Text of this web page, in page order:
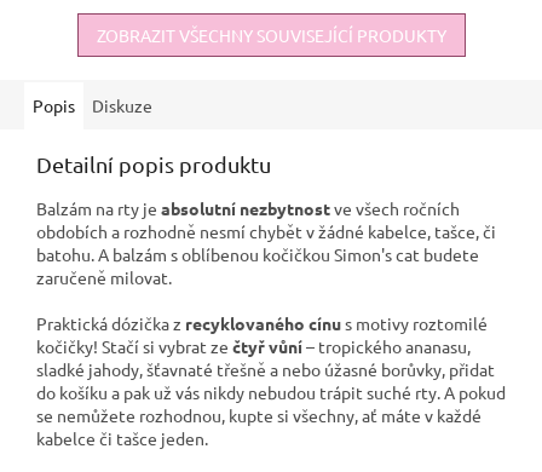
úžasnými...
ZOBRAZIT VŠECHNY SOUVISEJÍCÍ PRODUKTY
Popis Diskuze
Detailní popis produktu
Balzám na rty je absolutní nezbytnostve všech ročních
obdobích a rozhodně nesmí chybět v žádné kabelce, tašce, či
batohu. A balzám s oblíbenou kočičkou Simon's cat budete
zaručeně milovat.
Praktická dózička z recyklovaného cínus motivy roztomilé
kočičky! Stačí si vybrat ze čtyř vůní– tropického ananasu,
sladké jahody, šťavnaté třešně a nebo úžasné borůvky, přidat
do košíku a pak už vás nikdy nebudou trápit suché rty. A pokud
se nemůžete rozhodnou, kupte si všechny, ať máte v každé
kabelce či tašce jeden.